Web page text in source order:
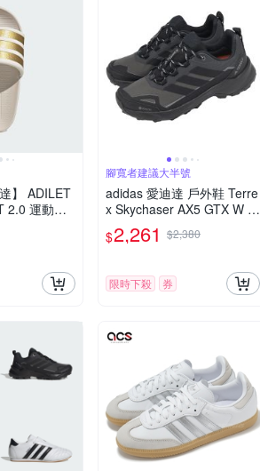
】 ADILET
2.0 運動拖
腳寬者建議大半號
adidas 愛迪達 戶外鞋 Terre
x Skychaser AX5 GTX W 女
鞋 黑 防水 越野 JQ2222
$2,261 $2,380
限時下殺 券